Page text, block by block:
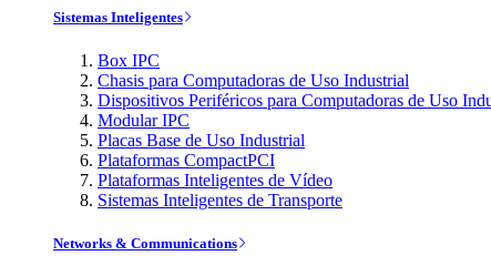
Sistemas Inteligentes
Box IPC
Chasis para Computadoras de Uso Industrial
Dispositivos Periféricos para Computadoras de Uso
Modular IPC
Placas Base de Uso Industrial
Plataformas CompactPCI
Plataformas Inteligentes de Vídeo
Sistemas Inteligentes de Transporte
Networks & Communications